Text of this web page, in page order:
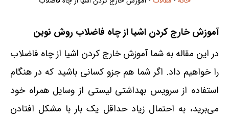
آموزش خارج کردن اشیا از چاه فاضلاب روش نوین
در این مقاله به شما آموزش خارج کردن اشیا از چاه فاضلاب
را خواهیم داد. اگر شما هم جزو کسانی باشید که در هنگام
استفاده از سرویس بهداشتی لیستی از وسایل همراه خود
می‌برید، به احتمال زیاد حداقل یک بار با مشکل افتادن